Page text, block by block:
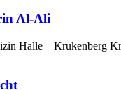
Al-Ali
Halle – Krukenberg